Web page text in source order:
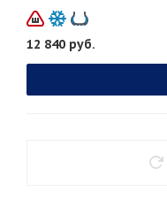
12 840 руб.